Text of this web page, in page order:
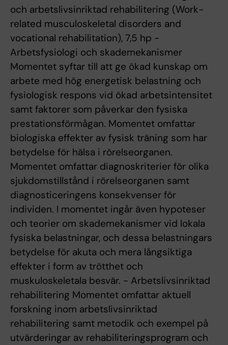
och arbetslivsinriktad rehabilitering (Work-
related musculoskeletal disorders and
vocational rehabilitation), 7,5 hp -
Arbetsfysiologi och skademekanismer
Momentet syftar till att ge ökad kunskap om
arbete med hög energetisk belastning och
fysiologisk respons vid ökad arbetsintensitet
samt faktorer som påverkar den fysiska
prestationsförmågan. Momentet omfattar
biologiska effekter av fysisk träning som har
betydelse för hälsa i rörelseorganen.
Momentet omfattar diagnoskriterier för olika
sjukdomstillstånd i rörelseorganen samt
diagnosticeringens konsekvenser för
individen. I momentet ingår även hypoteser
och teorier om skademekanismer vid lokala
fysiska belastningar, och dessa belastningars
betydelse för akuta och mera långsiktiga
effekter i form av trötthet och
muskuloskeletala besvär. - Arbetslivsinriktad
rehabilitering Momentet omfattar aktuell
forskning inom arbetslivsinriktad
rehabilitering samt metodik och exempel på
utvärderingar av rehabiliteringsprogram och